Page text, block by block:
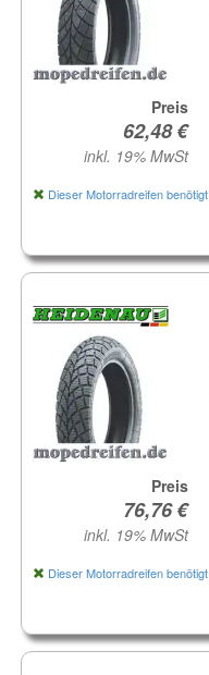
Preis
inkl. 19% MwSt
Dieser Motorradreifen benötigt
Preis
inkl. 19% MwSt
Dieser Motorradreifen benötigt